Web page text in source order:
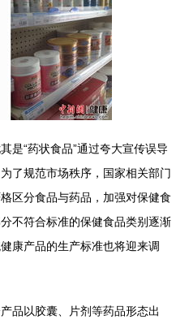
是“药状食品”通过夸大宣传误导
了规范市场秩序，国家相关部门
区分食品与药品，加强对保健食
不符合标准的保健食品类别逐渐
康产品的生产标准也将迎来调
品以胶囊、片剂等药品形态出